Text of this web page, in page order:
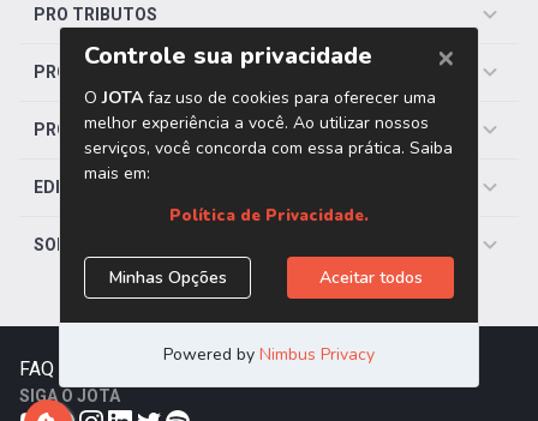
PRO TRIBUTOS
PRO TRABALHISTA
PRO SAÚDE
EDITORIAS
SOBRE O JOTA
FAQ Trabalhe Conosco
SIGA O JOTA